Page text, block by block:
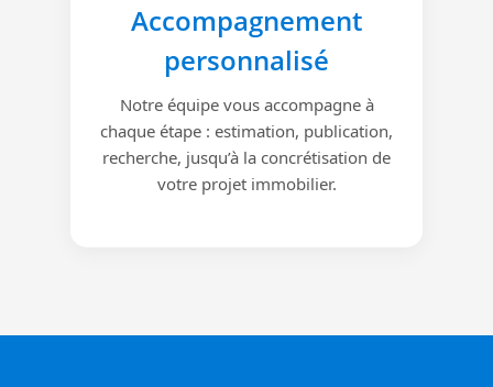
Accompagnement
personnalisé
Notre équipe vous accompagne à
chaque étape : estimation, publication,
recherche, jusqu’à la concrétisation de
votre projet immobilier.